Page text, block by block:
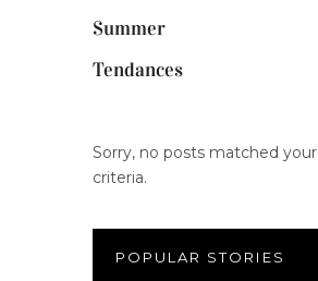
Summer
Tendances
Sorry, no posts matched your
criteria.
POPULAR STORIES